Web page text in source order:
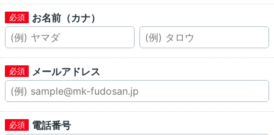
お名前（カナ）
メールアドレス
電話番号